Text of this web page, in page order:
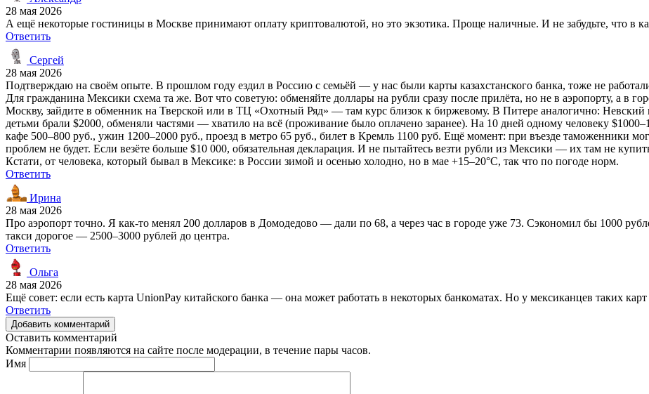
28 мая 2026
А ещё некоторые гостиницы в Москве принимают оплату криптовалютой, но это экзотика. Проще наличные. И не забудьте, что в
Ответить
Сергей
28 мая 2026
Подтверждаю на своём опыте. В прошлом году ездил в Россию с семьёй — у нас были карты казахстанского банка, тоже не
Для гражданина Мексики схема та же. Вот что советую: обменяйте доллары на рубли сразу после прилёта, но не в аэропорту, а в
Москву, зайдите в обменник на Тверской или в ТЦ «Охотный Ряд» — там курс близок к биржевому. В Питере аналогично: Невский
детьми брали $2000, обменяли частями — хватило на всё (проживание было оплачено заранее). На 10 дней одному человеку
кафе 500–800 руб., ужин 1200–2000 руб., проезд в метро 65 руб., билет в Кремль 1100 руб. Ещё момент: при въезде таможенники
проблем не будет. Если везёте больше $10 000, обязательная декларация. И не пытайтесь везти рубли из Мексики — их там не
Кстати, от человека, который бывал в Мексике: в России зимой и осенью холодно, но в мае +15–20°C, так что по погоде норм.
Ответить
Ирина
28 мая 2026
Про аэропорт точно. Я как-то менял 200 долларов в Домодедово — дали по 68, а через час в городе уже 73. Сэкономил бы 1000
такси дорогое — 2500–3000 рублей до центра.
Ответить
Ольга
28 мая 2026
Ещё совет: если есть карта UnionPay китайского банка — она может работать в некоторых банкоматах. Но у мексиканцев таких
Ответить
Добавить комментарий
Оставить комментарий
Комментарии появляются на сайте после модерации, в течение пары часов.
Имя